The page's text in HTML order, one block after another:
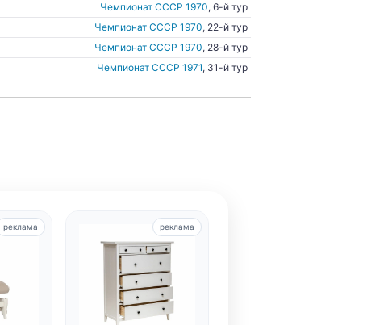
Чемпионат СССР 1970, 6-й тур
Чемпионат СССР 1970, 22-й тур
Чемпионат СССР 1970, 28-й тур
Чемпионат СССР 1971, 31-й тур
реклама реклама